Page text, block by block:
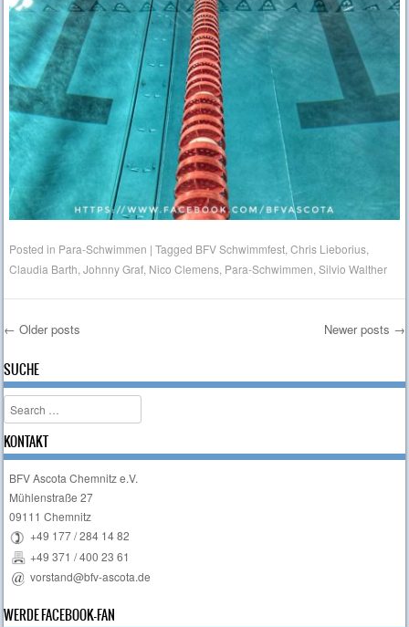
Posted in Para-Schwimmen |Tagged BFV Schwimmfest ,Chris Lieborius
Claudia Barth ,Johnny Graf Nico Clemens Para-Schwimmen ,Silvio Walther
Post navigation
← Older posts Newer posts →
SUCHE
Search
KONTAKT
BFV Ascota Chemnitz e.V.
Mühlenstraße 27
09111 Chemnitz
+49 177 / 284 14 82
+49 371 / 400 23 61
vorstand@bfv-ascota.de
WERDE FACEBOOK-FAN